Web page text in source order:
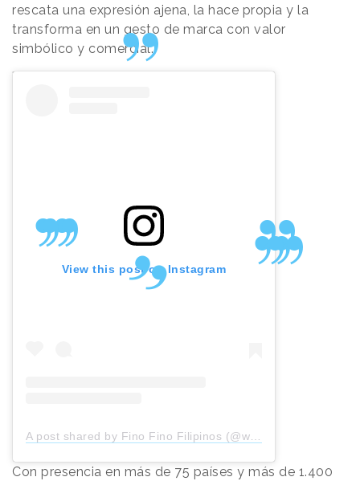
rescata una expresión ajena, la hace propia y la
transforma en un gesto de marca con valor
simbólico y comercial.
View this post on Instagram
A post shared by Fino Fino Filipinos (@wesharefilipinos)
Con presencia en más de 75 países y más de 1.400